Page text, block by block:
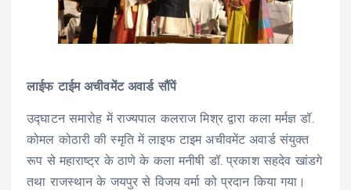
लाईफ टाईम अचीवमेंट अवार्ड सौंपें
उद्घाटन समारोह में राज्यपाल कलराज मिश्र द्वारा कला मर्मज्ञ डॉ.
कोमल कोठारी की स्मृति में लाइफ टाइम अचीवमेंट अवार्ड संयुक्त
रूप से महाराष्ट्र के ठाणे के कला मनीषी डॉ. प्रकाश सहदेव खांडगे
तथा राजस्थान के जयपुर से विजय वर्मा को प्रदान किया गया।